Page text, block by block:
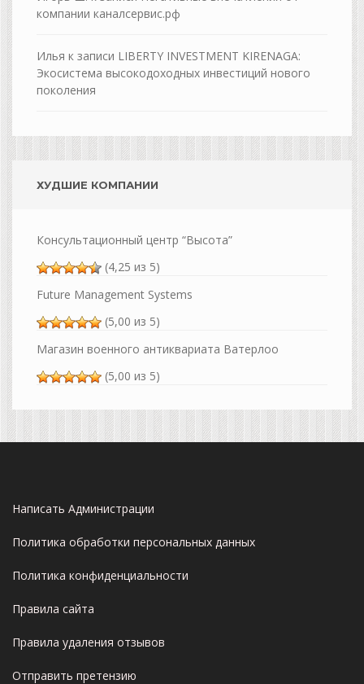
компании каналсервис.рф
Илья к записи LIBERTY INVESTMENT KIRENAGA:
Экосистема высокодоходных инвестиций нового
поколения
ХУДШИЕ КОМПАНИИ
Консультационный центр “Высота”
(4,25 из 5)
Future Management Systems
(5,00 из 5)
Магазин военного антиквариата Ватерлоо
(5,00 из 5)
Написать Администрации
Политика обработки персональных данных
Политика конфиденциальности
Правила сайта
Правила удаления отзывов
Отправить претензию